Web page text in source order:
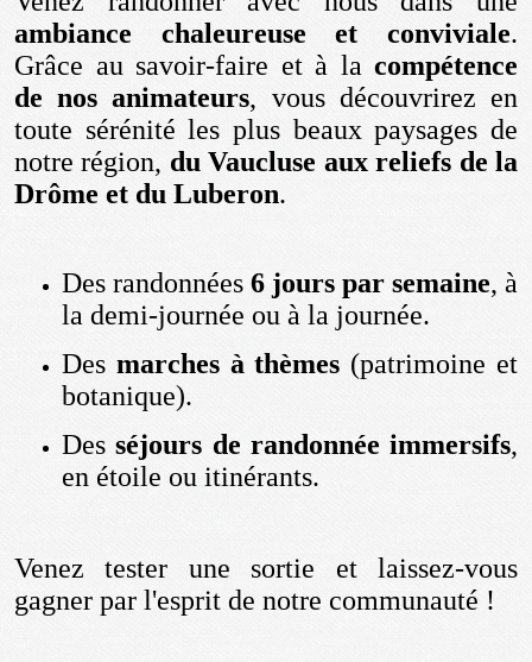
ambiance chaleureuse et conviviale.
Grâce au savoir-faire et à la compétence
de nos animateurs, vous découvrirez en
toute sérénité les plus beaux paysages de
notre région, du Vaucluse aux reliefs de la
Drôme et du Luberon.
Des randonnées 6 jours par semaine, à
la demi-journée ou à la journée.
Des marches à thèmes (patrimoine et
botanique).
Desséjours de randonnée immersifs,
en étoile ou itinérants.
Venez tester une sortie et laissez-vous
gagner par l'esprit de notre communauté !